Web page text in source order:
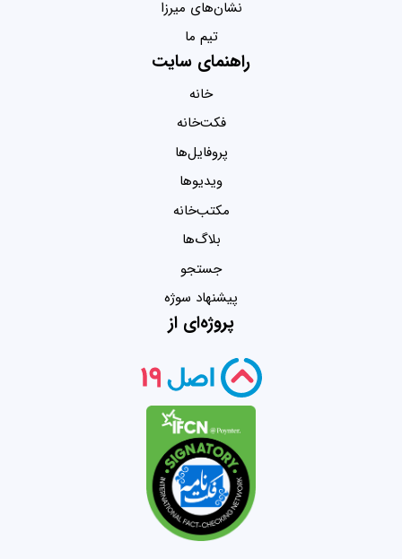
نشان‌های میرزا
تیم ما
راهنمای سایت
خانه
فکت‌خانه
پروفایل‌ها
ویدیو‌ها
مکتب‌خانه
بلاگ‌ها
جستجو
پیشنهاد سوژه
پروژه‌ای از